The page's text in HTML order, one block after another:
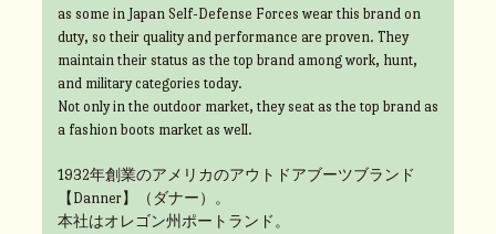
as some in Japan Self-Defense Forces wear this brand on
duty, so their quality and performance are proven. They
maintain their status as the top brand among work, hunt,
and military categories today.
Not only in the outdoor market, they seat as the top brand as
a fashion boots market as well.
1932年創業のアメリカのアウトドアブーツブランド
【Danner】（ダナー）。
本社はオレゴン州ポートランド。